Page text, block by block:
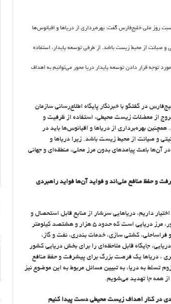
روز ملی خلیج‌فارس گفت: بهره‌برداری از دریاها و اقیانوس‌ها
و صیانت از محیط زیست باشد. از طرفی توسعه پایدار، استفاده
توجه قرار دادن توسعه پایدار دریا محور می‌توانیم به اهداف
در گفتگو با خبرنگار پایگاه اطلاع‌رسانی سازمان
از معضلات زیست محیطی، استفاده از ظرفیت و
بهره‌برداری از دریاها و اقیانوس‌ها باید در
و صیانت از محیط زیست باشد. زیرا دریاها و
آن‌ها باعث پیامدهای بدون مرز محلی، منطقه‌ای و جهانی
و حفظ منافع ملی‌اند و فواید آن‌ها فواید راهبردی
کیلومتر مربع دریا در اختیار داریم، دریاهایی سرشار از منابع قابل استحصال و
متصل به آبراهه‌های بین‌المللی. یک سوم از کل خطوط مرزی کشور، مرز دریایی است که حدود ۵ هزار و هشتصد کیلومتر
فراساحلی، کشتی سازی، خدمات بندری، نفت و گاز،
جایگاه قابل ملاحظه‌ای را برای بخش دریایی کشور
، دریاها یک فرصت بزرگ برای پیشرفت و حفظ منافع
تسلط به دریا، به تبیین مسائل مربوط به این موضوع نیز
از همه جا تهدید می‌شویم.
در کنار اهداف زیست محیطی دست پیدا کنیم